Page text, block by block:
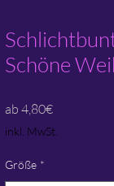
Schöne
ab 4,80€Sale-
Preis
inkl. MwSt.
Größe *